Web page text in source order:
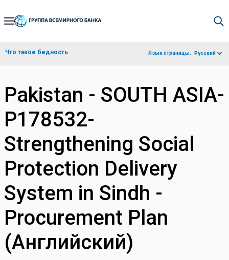
Skip
Navigation
Что такое бедность Язык страницы: Русский
Pakistan - SOUTH ASIA-
P178532-
Strengthening Social
Protection Delivery
System in Sindh -
Procurement Plan
(Английский)